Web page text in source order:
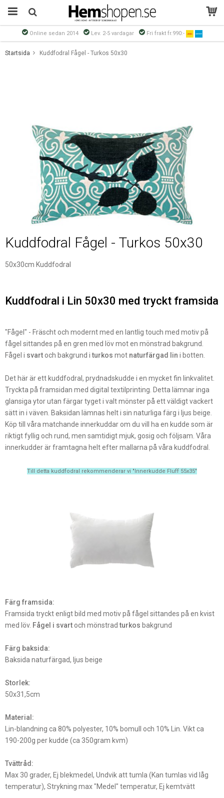
Online sedan 2014 Lev. 2-5 vardagar Fri frakt fr.990:-
Startsida Kuddfodral Fågel - Turkos 50x30
Kuddfodral Fågel - Turkos 50x30
50x30cm Kuddfodral
Kuddfodral i Lin 50x30 med tryckt framsida
"Fågel" - Fräscht och modernt med en lantlig touch med motiv på
fågel sittandes på en gren med löv mot en mönstrad bakgrund.
Fågel i svart och bakgrund iturkos mot naturfärgad lin i botten.
Det här är ett kuddfodral, prydnadskudde i en mycket fin linkvalitet.
Tryckta på framsidan med digital textilprinting. Detta lämnar inga
glansiga ytor utan färgar tyget i valt mönster på ett väldigt vackert
sätt in i väven. Baksidan lämnas helt i sin naturliga färg i ljus beige.
Köp till våra matchande innerkuddar om du vill ha en kudde som är
riktigt fyllig och rund, men samtidigt mjuk, gosig och följsam. Våra
innerkudder är framtagna helt efter mallarna på våra kuddfodral.
Till detta kuddfodral rekommenderar vi "Innerkudde Fluff 55x35"
Färg framsida:
Framsida tryckt enligt bild med motiv på fågel sittandes på en kvist
med löv. Fågel i svart och mönstrad turkos bakgrund
Färg baksida:
Baksida naturfärgad, ljus beige
Storlek:
50x31,5cm
Material:
Lin-blandning ca 80% polyester, 10% bomull och 10% Lin. Vikt ca
190-200g per kudde (ca 350gram kvm)
Tvättråd:
Max 30 grader, Ej blekmedel, Undvik att tumla (Kan tumlas vid låg
temperatur), Strykning max "Medel" temperatur, Ej kemtvätt